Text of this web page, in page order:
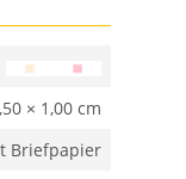
15,00 × 10,50 × 1,00 cm
Briefpapier